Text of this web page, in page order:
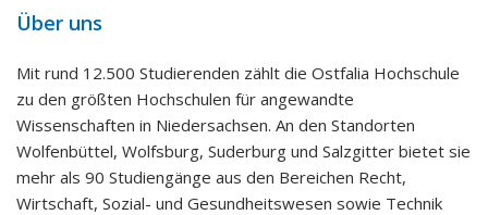
Über uns
Mit rund 12.500 Studierenden zählt die Ostfalia Hochschule
zu den größten Hochschulen für angewandte
Wissenschaften in Niedersachsen. An den Standorten
Wolfenbüttel, Wolfsburg, Suderburg und Salzgitter bietet sie
mehr als 90 Studiengänge aus den Bereichen Recht,
Wirtschaft, Sozial- und Gesundheitswesen sowie Technik